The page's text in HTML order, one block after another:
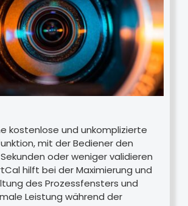
kostenlose und unkomplizierte
mit der Bediener den
oder weniger validieren
hilft bei der Maximierung und
des Prozessfensters und
Leistung während der